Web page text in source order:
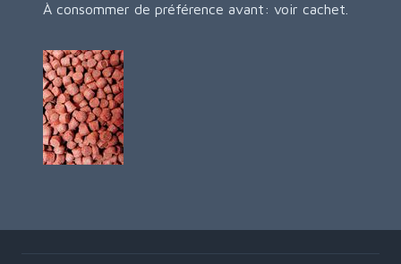
À consommer de préférence avant: voir cachet.